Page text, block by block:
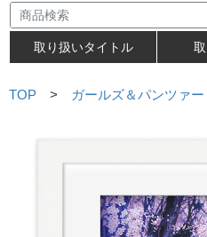
取り扱いタイトル
TOP > ガールズ＆パンツァ